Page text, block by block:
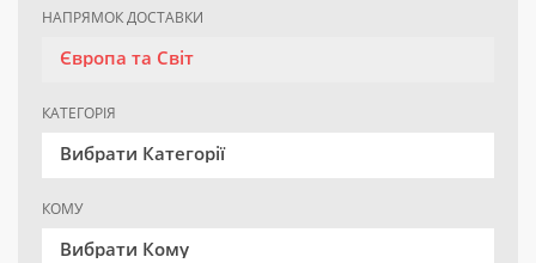
НАПРЯМОК ДОСТАВКИ
Європа та Світ
КАТЕГОРІЯ
Вибрати Категорії
КОМУ
Вибрати Кому